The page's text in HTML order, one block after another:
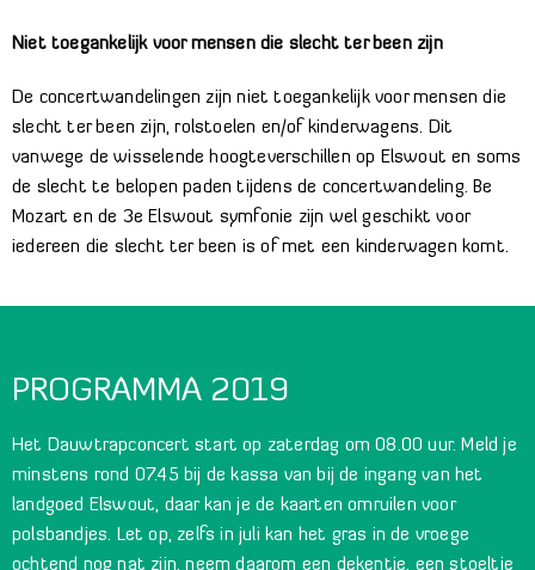
Niet toegankelijk voor mensen die slecht ter been zijn
De concertwandelingen zijn niet toegankelijk voor mensen die
slecht ter been zijn, rolstoelen en/of kinderwagens. Dit
vanwege de wisselende hoogteverschillen op Elswout en soms
de slecht te belopen paden tijdens de concertwandeling. Be
Mozart en de 3e Elswout symfonie zijn wel geschikt voor
iedereen die slecht ter been is of met een kinderwagen komt.
PROGRAMMA 2019
Het Dauwtrapconcert start op zaterdag om 08.00 uur. Meld je
minstens rond 07.45 bij de kassa van bij de ingang van het
landgoed Elswout, daar kan je de kaarten omruilen voor
polsbandjes. Let op, zelfs in juli kan het gras in de vroege
ochtend nog nat zijn, neem daarom een dekentje, een stoeltje